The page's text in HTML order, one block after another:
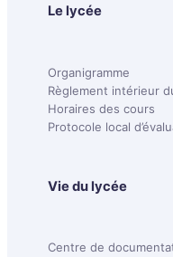
Le lycée
Organigramme
Règlement intérieur
Horaires des cours
Protocole local
Vie du lycée
Centre de